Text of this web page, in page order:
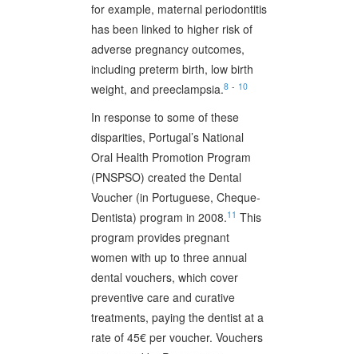
for example, maternal periodontitis
has been linked to higher risk of
adverse pregnancy outcomes,
including preterm birth, low birth
weight, and preeclampsia.8 - 10
In response to some of these
disparities, Portugal’s National
Oral Health Promotion Program
(PNSPSO) created the Dental
Voucher (in Portuguese, Cheque-
Dentista) program in 2008.11 This
program provides pregnant
women with up to three annual
dental vouchers, which cover
preventive care and curative
treatments, paying the dentist at a
rate of 45€ per voucher. Vouchers